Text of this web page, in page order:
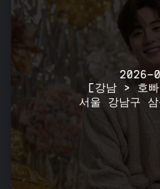
2026-
[강남 > 호
서울 강남구